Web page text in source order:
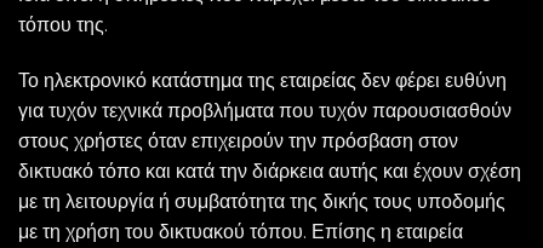
τόπου της.
Το ηλεκτρονικό κατάστημα της εταιρείας δεν φέρει ευθύνη
για τυχόν τεχνικά προβλήματα που τυχόν παρουσιασθούν
στους χρήστες όταν επιχειρούν την πρόσβαση στον
δικτυακό τόπο και κατά την διάρκεια αυτής και έχουν σχέση
με τη λειτουργία ή συμβατότητα της δικής τους υποδομής
με τη χρήση του δικτυακού τόπου. Επίσης η εταιρεία